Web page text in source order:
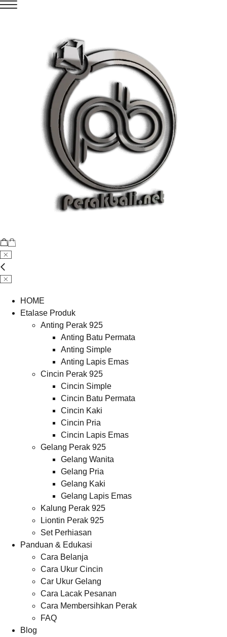
HOME
Etalase Produk
Anting Perak 925
Anting Batu Permata
Anting Simple
Anting Lapis Emas
Cincin Perak 925
Cincin Simple
Cincin Batu Permata
Cincin Kaki
Cincin Pria
Cincin Lapis Emas
Gelang Perak 925
Gelang Wanita
Gelang Pria
Gelang Kaki
Gelang Lapis Emas
Kalung Perak 925
Liontin Perak 925
Set Perhiasan
Panduan & Edukasi
Cara Belanja
Cara Ukur Cincin
Car Ukur Gelang
Cara Lacak Pesanan
Cara Membersihkan Perak
FAQ
Blog